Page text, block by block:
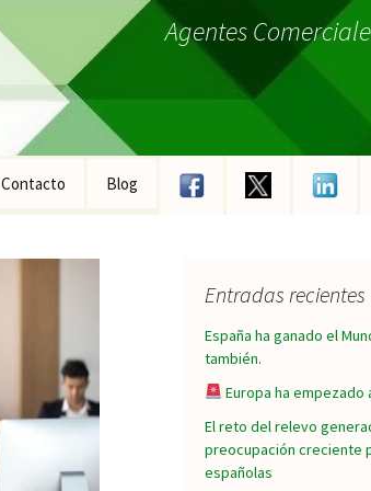
Agentes
Contacto Blog
Entradas recientes
España ha ganado el
también.
Europa ha empezado
El reto del relevo
preocupación creciente
españolas